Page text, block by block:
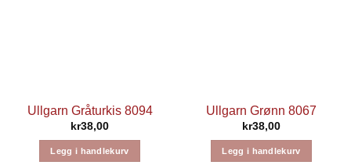
Ullgarn Gråturkis 8094
kr38,00
Legg i handlekurv
Ullgarn Grønn 8067
kr38,00
Legg i handlekurv